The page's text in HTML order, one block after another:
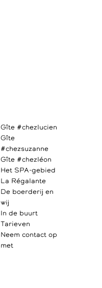
Gîte #chezlucien
Gîte
#chezsuzanne
Gîte #chezléon
Het SPA-gebied
La Régalante
De boerderij en
wij
In de buurt
Tarieven
Neem contact op
met